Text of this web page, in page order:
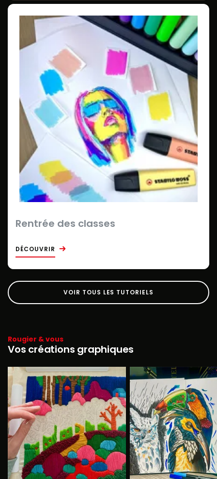
Rentrée des classes
DÉCOUVRIR
VOIR TOUS LES TUTORIELS
Rougier & vous
Vos créations graphiques